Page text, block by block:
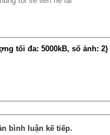
tối đa: 5000kB, số ảnh: 2)
bình luận kế tiếp.